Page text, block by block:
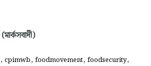
, cpimwb, foodmovement, foodsecurity,